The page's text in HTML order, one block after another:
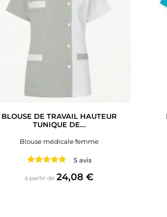
BLOUSE DE TRAVAIL HAUTEUR
TUNIQUE DE...
Blouse médicale femme
5 avis
à partir de Prix
24,08 €